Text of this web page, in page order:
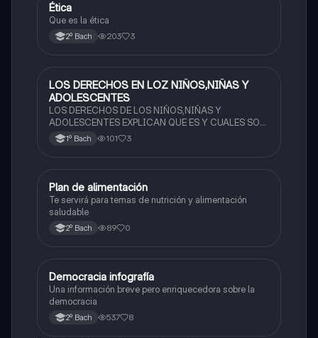
Ética y valores
Ética
Que es la ética
2º Bach 203 3
Ética y valores
LOS DERECHOS EN LOZ NIÑOS,NIÑAS Y
ADOLESCENTES
LOS DERECHOS DE LOS NIÑOS,NIÑAS Y
ADOLESCENTES EXPLICAN QUE ES Y CUALES SON
SUS DERECHOS
1º Bach 101 3
Ética y valores
Plan de alimentación
Te servirá para temas de nutrición y alimentación
saludable
2º Bach 89 0
Ética y valores
Democracia infografía
Una información breve pero enriquecedora sobre la
democracia
2º Bach 537 8